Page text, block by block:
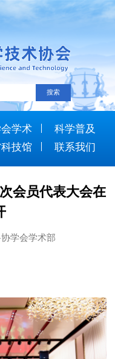
学术
科学普及
技馆 联系我们
会员代表大会在
学会学术部